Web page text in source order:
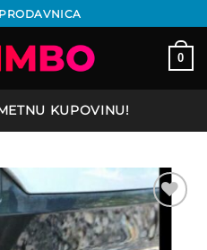
0
KUPOVINU!
Add to
wishlist